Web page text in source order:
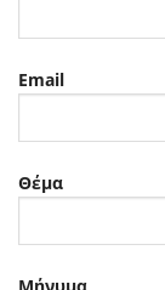
Email
Θέμα
Μήνυμα